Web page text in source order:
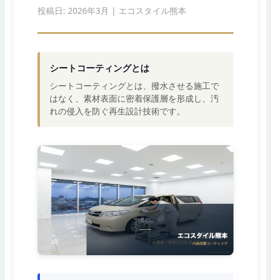
投稿日: 2026年3月 | エコスタイル熊本
シートコーティングとは
シートコーティングとは、撥水させる施工で
はなく、素材表面に密着保護層を形成し、汚
れの侵入を防ぐ再生設計技術です。